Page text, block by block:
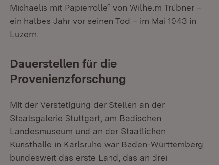
Michaelis mit Papierrolle“ von Wilhelm Trübner –
ein halbes Jahr vor seinen Tod – im Mai 1943 in
Luzern.
Dauerstellen für die
Provenienzforschung
Mit der Verstetigung der Stellen an der
Staatsgalerie Stuttgart, am Badischen
Landesmuseum und an der Staatlichen
Kunsthalle in Karlsruhe war Baden-Württemberg
bundesweit das erste Land, das an drei